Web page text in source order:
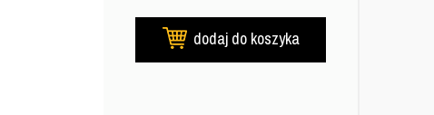
dodaj do koszyka